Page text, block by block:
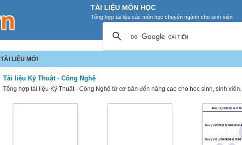
TÀI LIỆU MÔN HỌC
Tổng hợp tài liệu các môn học chuyên ngành cho sinh viên
TÀI LIỆU MỚI
Tài liệu Kỹ Thuật - Công Nghệ
Tổng hợp tài liệu Kỹ Thuật - Công Nghệ từ cơ bản đến nâng cao cho học sinh, sinh viên.